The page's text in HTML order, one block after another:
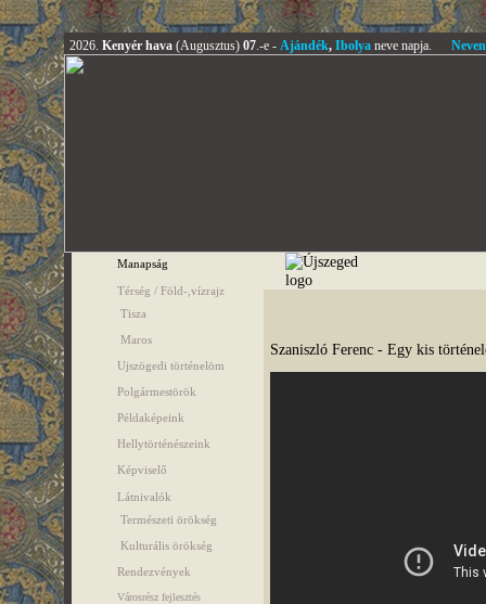
2026. Kenyér hava (Augusztus) 07.-e - Ajándék, Ibolyaneve napja.
Manapság
Térség / Föld-,vízrajz
Tisza
Maros
Ujszögedi történelöm
Polgármestörök
Példaképeink
Hellytörténészeink
Képviselő
Látnivalók
Természeti örökség
Kulturális örökség
Rendezvények
Városrész fejlesztés
Szaniszló Ferenc - Egy kis